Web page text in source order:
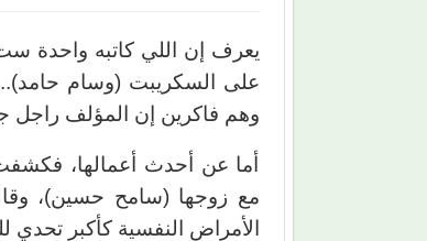
يعرف إن اللي كاتبه واحدة
على السكريبت (وسام حامد)..
وهم فاكرين إن المؤلف راجل
أما عن أحدث أعمالها،
الأمراض النفسية كأكبر